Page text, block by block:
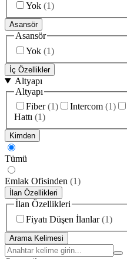
Yok (1)
Asansör
Asansör
Yok (1)
İç Özellikler
Altyapı
Altyapı
Fiber (1) Intercom (1)
Hattı (1)
Kimden
Tümü
Emlak Ofisinden (1)
İlan Özellikleri
İlan Özellikleri
Fiyatı Düşen İlanlar (1)
Arama Kelimesi